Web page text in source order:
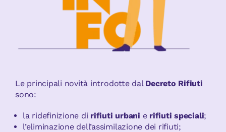
Le principali novità introdotte dal Decreto Rifiuti
sono:
la ridefinizione di rifiuti urbani e rifiuti speciali;
l’eliminazione dell’assimilazione dei rifiuti;